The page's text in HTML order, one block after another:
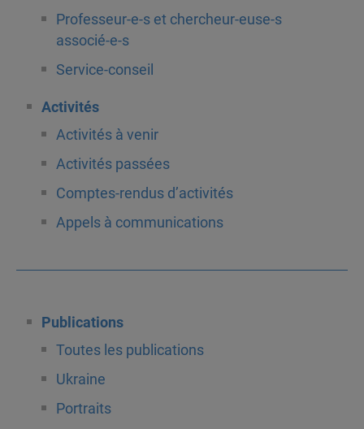
Professeur-e-s et chercheur-euse-s
associé-e-s
Service-conseil
Activités
Activités à venir
Activités passées
Comptes-rendus d’activités
Appels à communications
Publications
Toutes les publications
Ukraine
Portraits